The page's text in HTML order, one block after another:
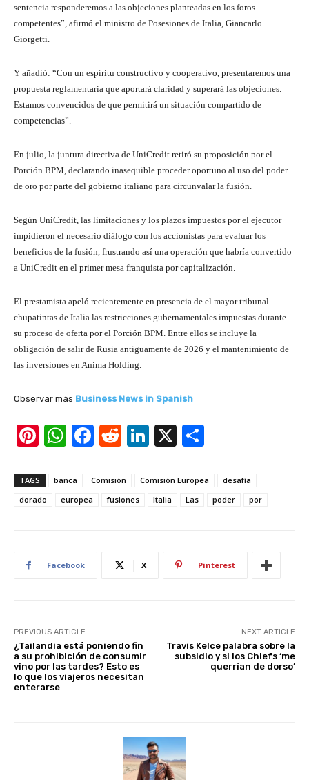
sentencia responderemos a las objeciones planteadas en los foros
competentes”, afirmó el ministro de Posesiones de Italia, Giancarlo
Giorgetti.
Y añadió: “Con un espíritu constructivo y cooperativo, presentaremos una
propuesta reglamentaria que aportará claridad y superará las objeciones.
Estamos convencidos de que permitirá un situación compartido de
competencias”.
En julio, la juntura directiva de UniCredit retiró su proposición por el
Porción BPM, declarando inasequible proceder oportuno al uso del poder
de oro por parte del gobierno italiano para circunvalar la fusión.
Según UniCredit, las limitaciones y los plazos impuestos por el ejecutor
impidieron el necesario diálogo con los accionistas para evaluar los
beneficios de la fusión, frustrando así una operación que habría convertido
a UniCredit en el primer mesa franquista por capitalización.
El prestamista apeló recientemente en presencia de el mayor tribunal
chupatintas de Italia las restricciones gubernamentales impuestas durante
su proceso de oferta por el Porción BPM. Entre ellos se incluye la
obligación de salir de Rusia antiguamente de 2026 y el mantenimiento de
las inversiones en Anima Holding.
Observar más Business News in Spanish
Pi
er
e
W
at
s
p
F
c
R
d
di
Li
k
e
X
ar
e
TAGS banca Comisión Comisión Europea
desafía
dorado
europea fusiones Italia Las poder por
Facebook X Pinterest
PREVIOUS ARTICLE
¿Tailandia está poniendo fin
a su prohibición de consumir
vino por las tardes? Esto es
lo que los viajeros necesitan
enterarse
NEXT ARTICLE
Travis Kelce palabra sobre la
subsidio y si los Chiefs ‘me
querrían de dorso’